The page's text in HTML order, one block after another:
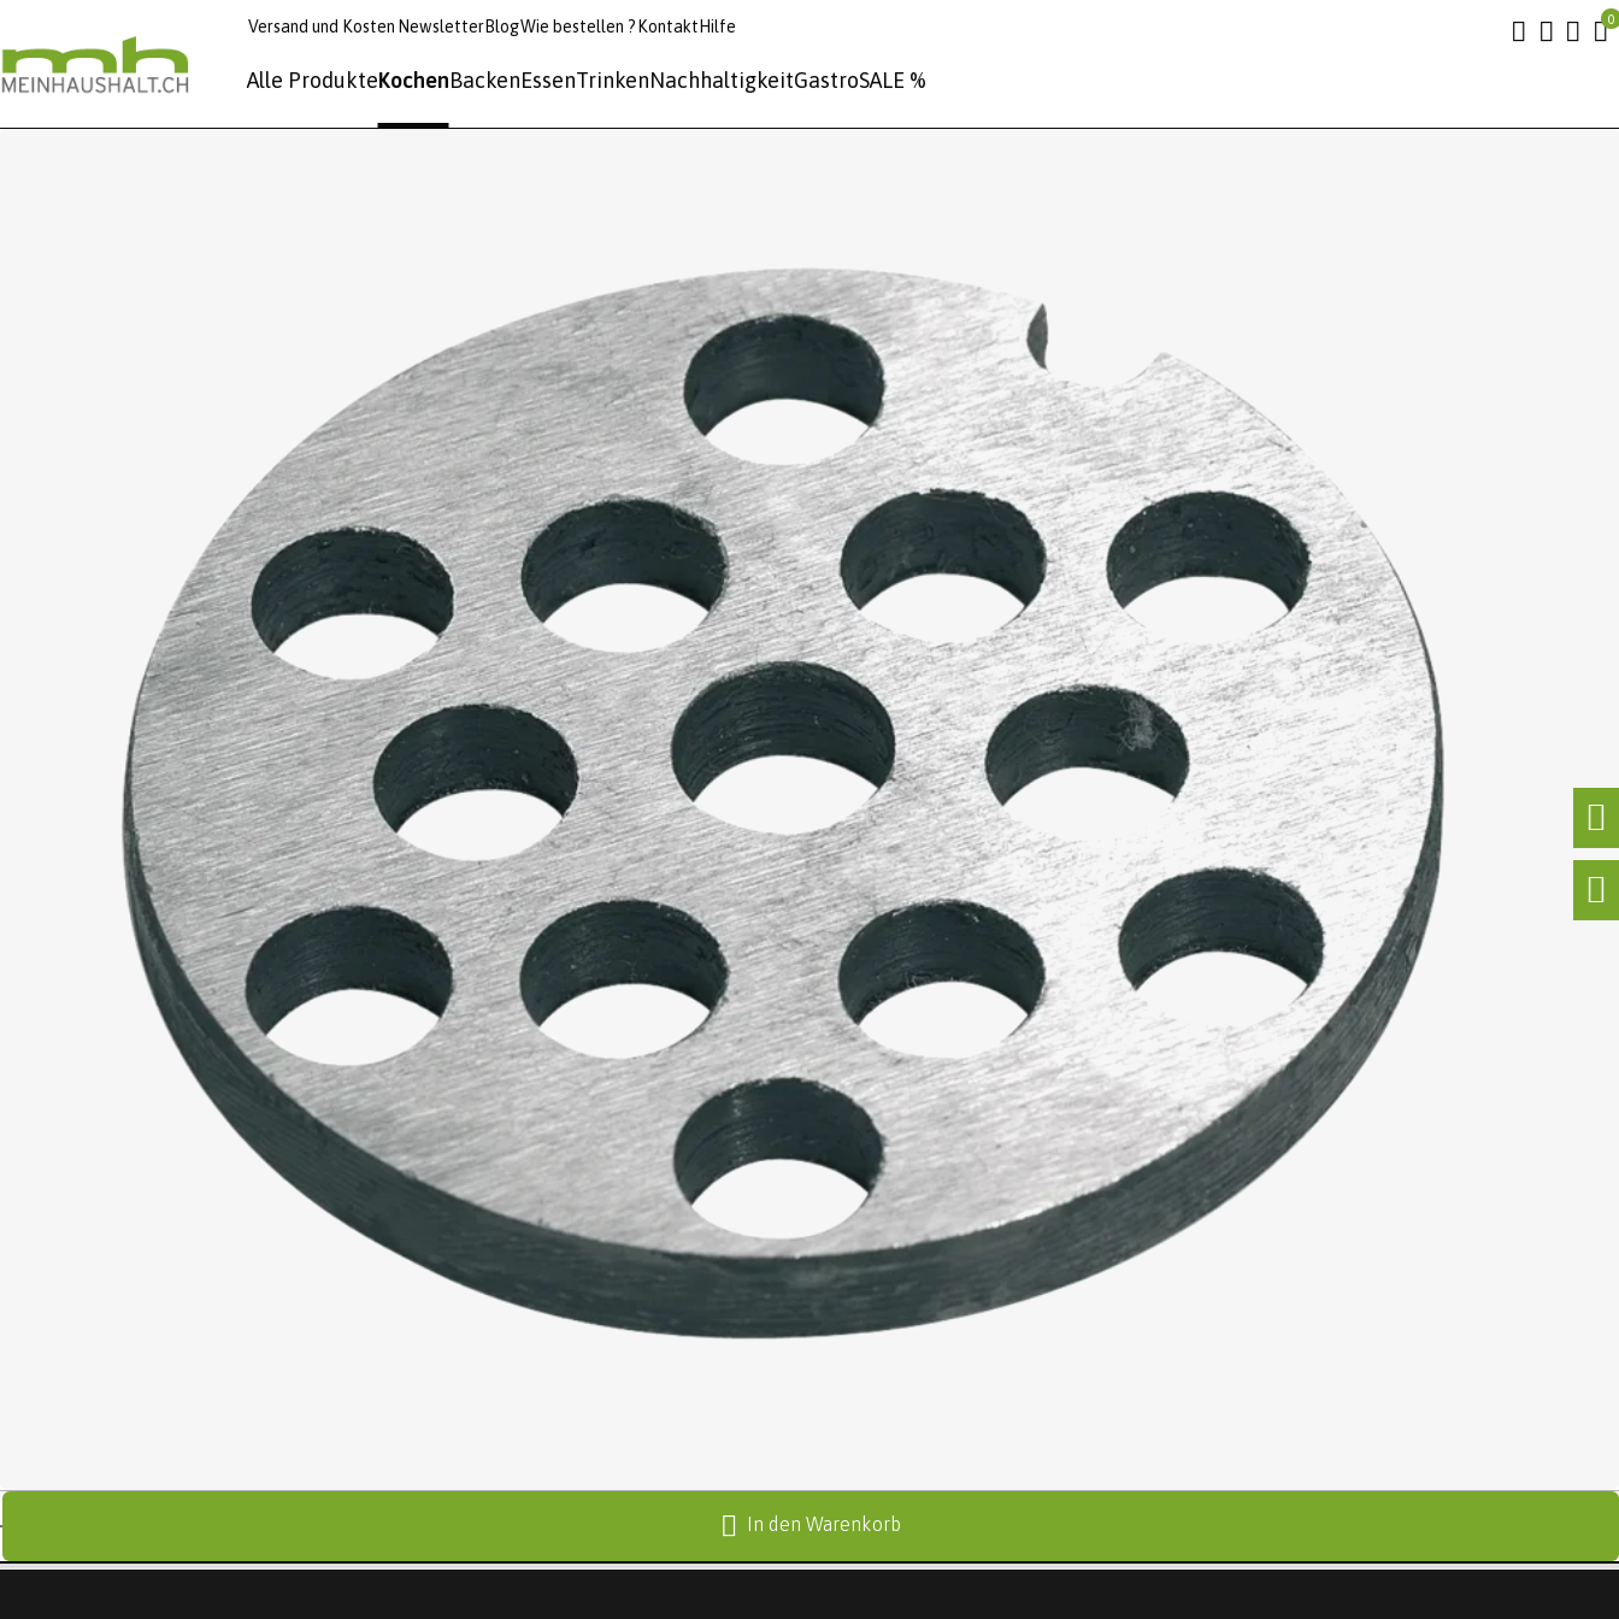
Versand und Kosten NewsletterBlogWie bestellen ? Kontakt Hilfe
Alle ProdukteKochenBackenEssenTrinkenNachhaltigkeitGastroSALE %
In den Warenkorb